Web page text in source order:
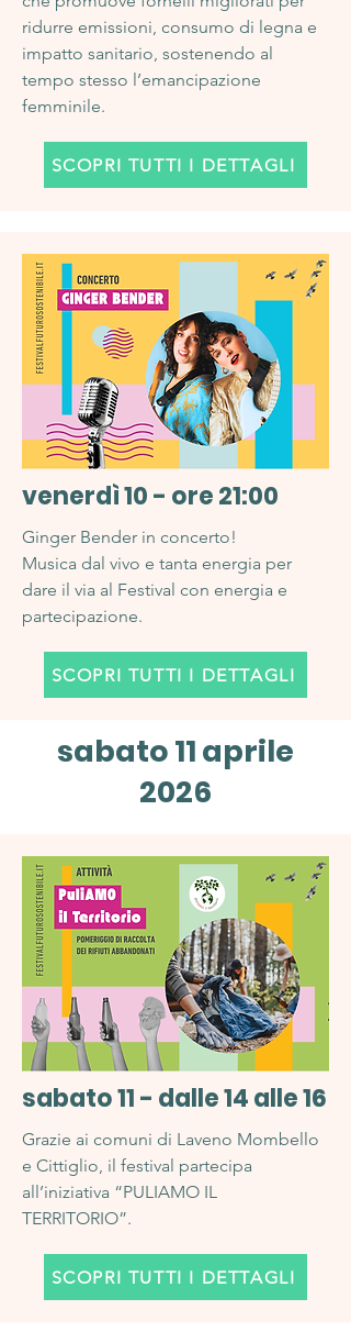
ridurre emissioni, consumo di legna e
impatto sanitario, sostenendo al
tempo stesso l’emancipazione
femminile.
SCOPRI TUTTI I DETTAGLI
venerdì 10 - ore 21:00
Ginger Bender in concerto!
Musica dal vivo e tanta energia per
dare il via al Festival con energia e
partecipazione.
SCOPRI TUTTI I DETTAGLI
sabato 11 aprile
2026
sabato 11 - dalle 14 alle 16
Grazie ai comuni di Laveno Mombello
e Cittiglio, il festival partecipa
all’iniziativa “PULIAMO IL
TERRITORIO”.
SCOPRI TUTTI I DETTAGLI